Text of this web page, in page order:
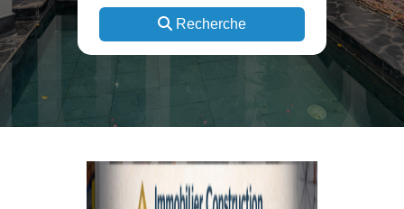
Recherche